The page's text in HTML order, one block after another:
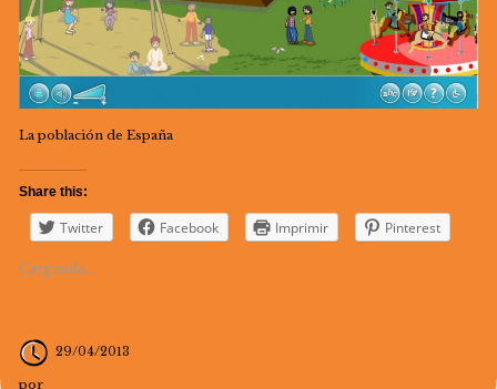
La población de España
Share this:
Twitter Facebook Imprimir Pinterest
Cargando...
29/04/2013
por